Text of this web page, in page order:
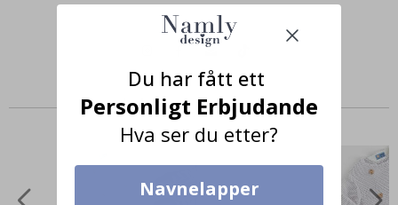
Produkter kjøpt sammen
Du har fått ett
Personligt Erbjudande
Hva ser du etter?
Navnelapper